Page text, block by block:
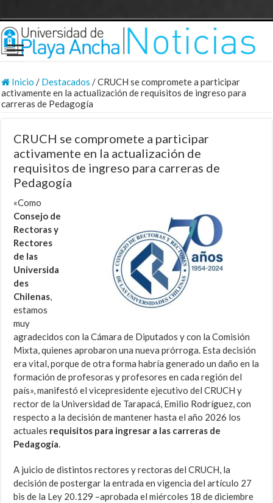
Inicio / Destacados /CRUCH se compromete a participar
activamente en la actualización de requisitos de ingreso para
carreras de Pedagogía
CRUCH se compromete a participar
activamente en la actualización de
requisitos de ingreso para carreras de
Pedagogía
«Como
Consejo de
Rectoras y
Rectores
de las
Universida
des
Chilenas,
estamos
muy
agradecidos con la Cámara de Diputados y con la Comisión
Mixta, quienes aprobaron una nueva prórroga. Esta decisión
era vital, porque de otra forma habría generado un daño en la
formación de profesoras y profesores en cada región del
país», manifestó el vicepresidente ejecutivo del CRUCH y
rector de la Universidad de Tarapacá, Emilio Rodríguez, con
respecto a la decisión de mantener hasta el año 2026 los
actuales requisitos para ingresar a las carreras de
Pedagogía.
A juicio de distintos rectores y rectoras del CRUCH, la
decisión de postergar la entrada en vigencia del artículo 27
bis de la Ley 20.129 –aprobada el miércoles 18 de diciembre